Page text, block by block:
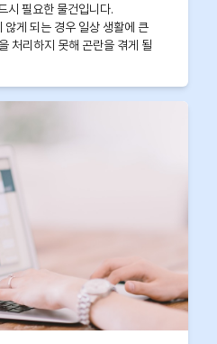
시 필요한 물건입니다.
게 되는 경우 일상 생활에 큰
처리하지 못해 곤란을 겪게 될